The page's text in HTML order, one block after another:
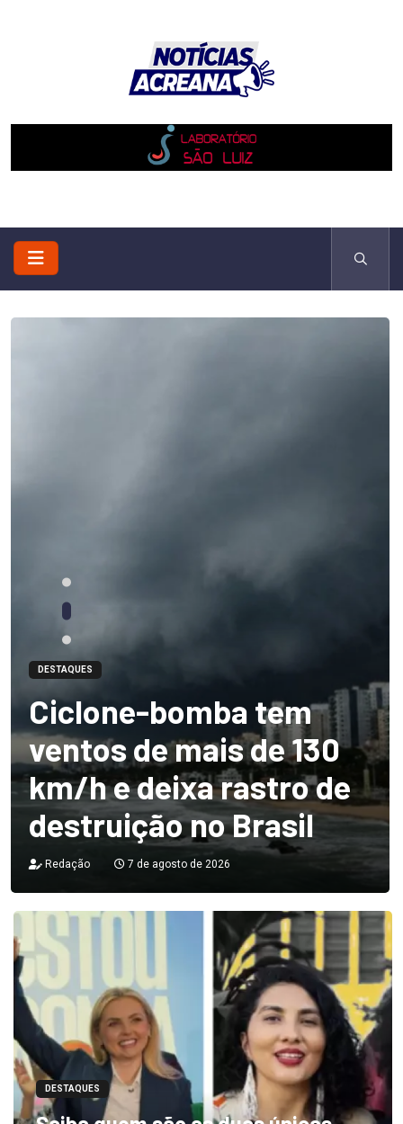
DESTAQUES
Ciclone-bomba tem
ventos de mais de 130
km/h e deixa rastro de
destruição no Brasil
Redação 7 de agosto de 2026
DESTAQUES